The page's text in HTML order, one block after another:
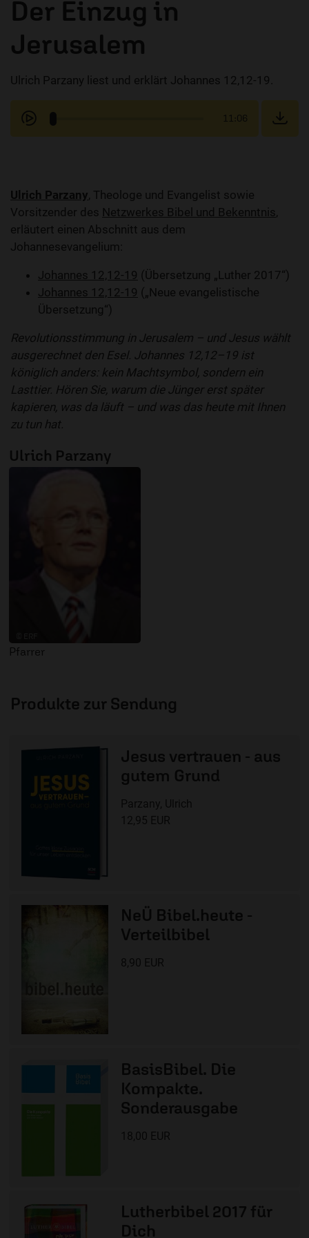
Der Einzug in
Jerusalem
Ulrich Parzany liest und erklärt Johannes 12,12-19.
11:06
Ulrich Parzany, Theologe und Evangelist sowie
Vorsitzender des Netzwerkes Bibel und Bekenntnis,
erläutert einen Abschnitt aus dem
Johannesevangelium:
Johannes 12,12-19 (Übersetzung „Luther 2017“)
Johannes 12,12-19 („Neue evangelistische
Übersetzung“)
Revolutionsstimmung in Jerusalem – und Jesus wählt
ausgerechnet den Esel. Johannes 12,12–19 ist
königlich anders: kein Machtsymbol, sondern ein
Lasttier. Hören Sie, warum die Jünger erst später
kapieren, was da läuft – und was das heute mit Ihnen
zu tun hat.
Ulrich Parzany
Pfarrer
Produkte zur Sendung
Jesus vertrauen - aus
gutem Grund
Parzany, Ulrich
12,95 EUR
NeÜ Bibel.heute -
Verteilbibel
8,90 EUR
BasisBibel. Die
Kompakte.
Sonderausgabe
18,00 EUR
Lutherbibel 2017 für
Dich